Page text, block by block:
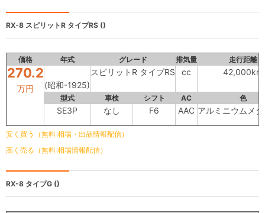
RX-8 スピリットR タイプRS ()
価格 年式 グレード 排気量 走行距離
270.2
万円 (昭和-1925)
スピリットR タイプRS cc 42,000km
型式 車検 シフト AC 色
SE3P なし F6 AAC アルミニウムメ
安く買う（無料 相場・出品情報配信）
高く売る（無料 相場情報配信）
RX-8 タイプG ()